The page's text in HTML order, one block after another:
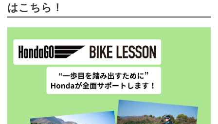
はこちら！